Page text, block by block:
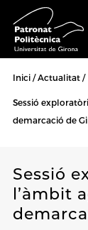
Inici Actualitat
Sessió
demarcació de
Sessió
l’àmbit